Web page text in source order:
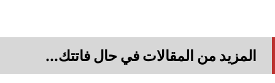
المزيد من المقالات في حال فاتتك...